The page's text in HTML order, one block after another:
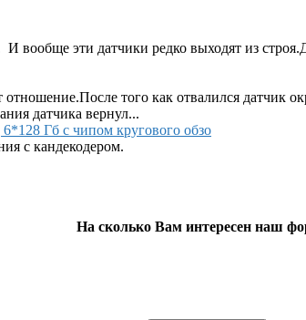
вообще эти датчики редко выходят из
того как отвалился датчик
датчика вернул...
Гб с чипом кругового обзо
с кандекодером.
На сколько Вам интересен наш